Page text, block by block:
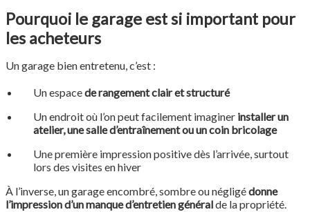
Pourquoi le garage est si important pour
les acheteurs
Un garage bien entretenu, c’est :
Un espacede rangement clair et structuré
Un endroit où l’on peut facilement imaginer installer un
atelier, une salle d’entraînement ou un coin bricolage
Une première impression positive dès l’arrivée, surtout
lors des visites en hiver
À l’inverse, un garage encombré, sombre ou négligédonne
l’impression d’un manque d’entretien généralde la propriété.